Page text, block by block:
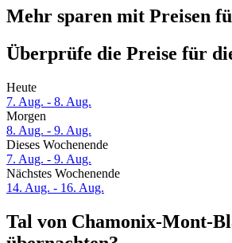
Mehr sparen mit Preisen
Überprüfe die Preise für
Heute
7. Aug. - 8. Aug.
Morgen
8. Aug. - 9. Aug.
Dieses Wochenende
7. Aug. - 9. Aug.
Nächstes Wochenende
14. Aug. - 16. Aug.
Tal von Chamonix-Mont-